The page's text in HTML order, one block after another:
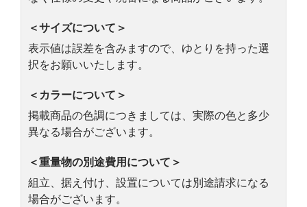
＜サイズについて＞
表示値は誤差を含みますので、ゆとりを持った選
択をお願いいたします。
＜カラーについて＞
掲載商品の色調につきましては、実際の色と多少
異なる場合がございます。
＜重量物の別途費用について＞
組立、据え付け、設置については別途請求になる
場合がございます。